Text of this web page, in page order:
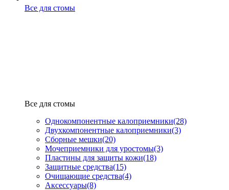
Все для стомы
Все для стомы
Однокомпонентные калоприемники(28)
Двухкомпонентные калоприемники(3)
Сборные мешки(20)
Мочеприемники для уростомы(3)
Пластины для защиты кожи(18)
Защитные средства(15)
Очищающие средства(4)
Аксессуары(8)